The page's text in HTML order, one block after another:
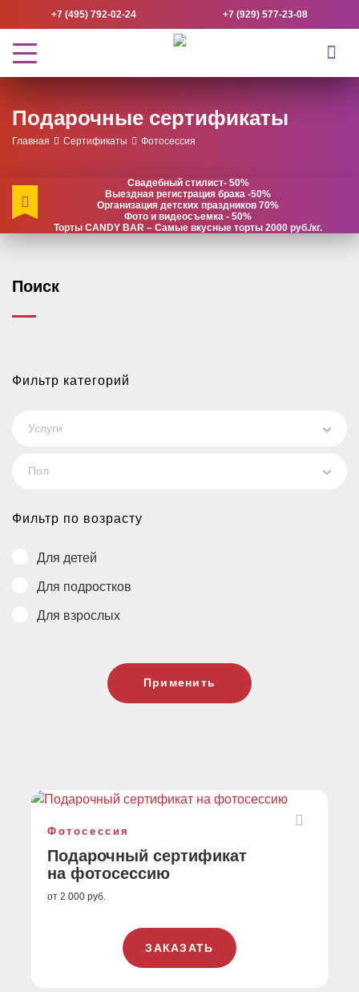
+7 (495) 792-02-24 +7 (929) 577-23-08
Подарочные сертификаты
Главная Сертификаты Фотосессия
Свадебный стилист- 50%
Выездная регистрация брака -50%
Организация детских праздников 70%
Фото и видеосъемка - 50%
Торты CANDY BAR – Самые вкусные торты 2000 руб./кг.
Фотосессия
Подарочный сертификат
на фотосессию
от 2 000 руб.
ЗАКАЗАТЬ
Поиск
Фильтр категорий
Услуги
Пол
Фильтр по возрасту
Для детей
Для подростков
Для взрослых
Применить